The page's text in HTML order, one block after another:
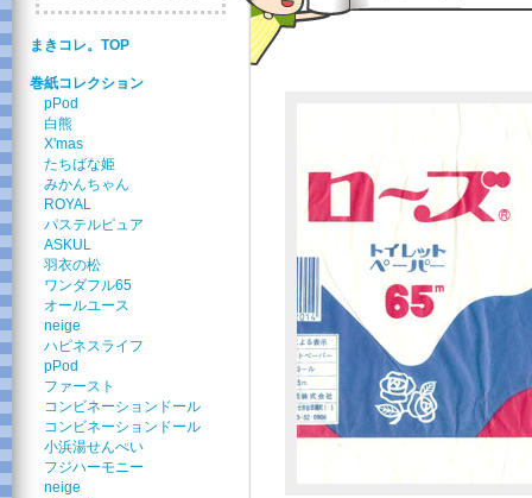
まきコレ。TOP
巻紙コレクション
pPod
白熊
X'mas
たちばな姫
みかんちゃん
ROYAL
パステルピュア
ASKUL
羽衣の松
ワンダフル65
オールユース
neige
ハピネスライフ
pPod
ファースト
コンビネーションドール
コンビネーションドール
小浜湯せんぺい
フジハーモニー
neige